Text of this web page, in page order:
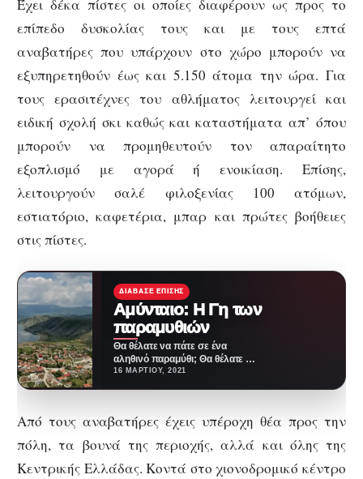
Έχει δέκα πίστες οι οποίες διαφέρουν ως προς το
επίπεδο δυσκολίας τους και με τους επτά
αναβατήρες που υπάρχουν στο χώρο μπορούν να
εξυπηρετηθούν έως και 5.150 άτομα την ώρα. Για
τους ερασιτέχνες του αθλήματος λειτουργεί και
ειδική σχολή σκι καθώς και καταστήματα απ’ όπου
μπορούν να προμηθευτούν τον απαραίτητο
εξοπλισμό με αγορά ή ενοικίαση. Επίσης,
λειτουργούν σαλέ φιλοξενίας 100 ατόμων,
εστιατόριο, καφετέρια, μπαρ και πρώτες βοήθειες
στις πίστες.
ΔΙΆΒΑΣΕ ΕΠΊΣΗΣ
Αμύνταιο: Η Γη των
παραμυθιών
Θα θέλατε να πάτε σε ένα
αληθινό παραμύθι; Θα θέλατε να
επισκεφτείτε καταφύγια για
16 ΜΑΡΤΊΟΥ, 2021
Από τους αναβατήρες έχεις υπέροχη θέα προς την
πόλη, τα βουνά της περιοχής, αλλά και όλης της
Κεντρικής Ελλάδας. Κοντά στο χιονοδρομικό κέντρο